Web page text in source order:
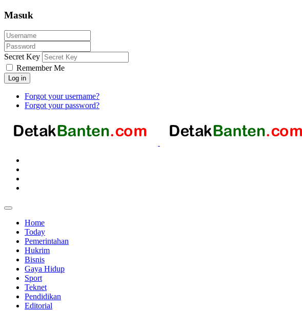
Masuk
Secret Key
Remember Me
Log in
Forgot your username?
Forgot your password?
Home
Today
Pemerintahan
Hukrim
Bisnis
Gaya Hidup
Sport
Teknet
Pendidikan
Editorial